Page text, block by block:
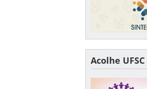
Acolhe UFSC